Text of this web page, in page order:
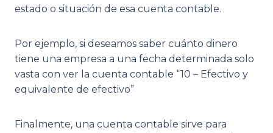
estado o situación de esa cuenta contable.
Por ejemplo, si deseamos saber cuánto dinero
tiene una empresa a una fecha determinada solo
vasta con ver la cuenta contable “10 – Efectivo y
equivalente de efectivo”
Finalmente, una cuenta contable sirve para